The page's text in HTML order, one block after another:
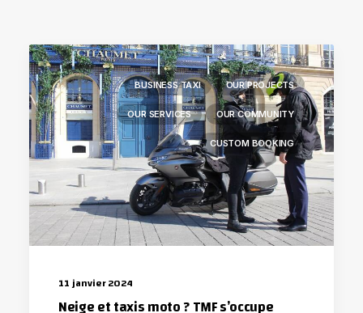
BUSINESS TAXI OUR PROJECTS
OUR SERVICES OUR COMMUNITY
CUSTOM BOOKING
11 janvier 2024
Neige et taxis moto ? TMF s’occupe